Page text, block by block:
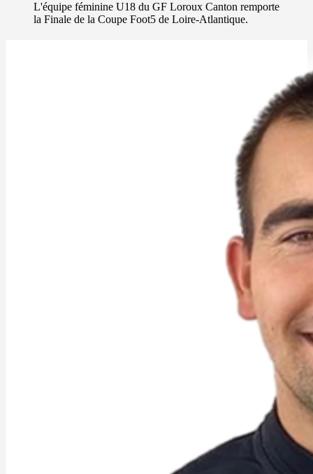
L'équipe féminine U18 du GF Loroux Canton remporte
la Finale de la Coupe Foot5 de Loire-Atlantique.